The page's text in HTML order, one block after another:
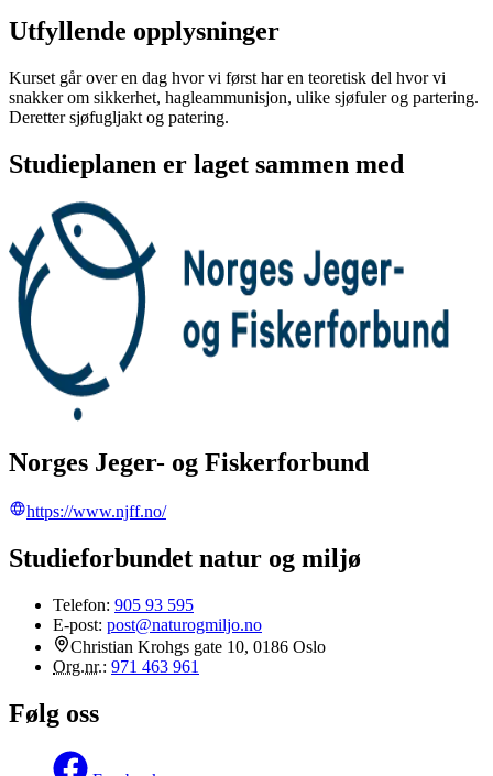
Utfyllende opplysninger
Kurset går over en dag hvor vi først har en teoretisk del hvor vi
snakker om sikkerhet, hagleammunisjon, ulike sjøfuler og partering.
Deretter sjøfugljakt og patering.
Studieplanen er laget sammen med
Norges Jeger- og Fiskerforbund
https://www.njff.no/
Studieforbundet natur og miljø
Telefon: 905 93 595
E-post: post@naturogmiljo.no
Christian Krohgs gate 10, 0186 Oslo
Org.nr.: 971 463 961
Følg oss